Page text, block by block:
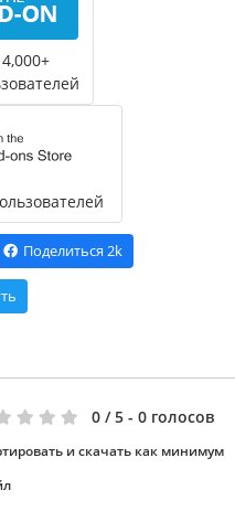
Поделиться 2k
0 / 5 - 0 голосов
и скачать как минимум